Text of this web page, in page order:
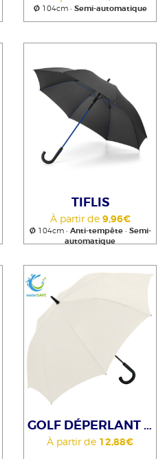
Ø104cm • Semi-automatique
TIFLIS
À partir de 9,96€
Ø104cm • Anti-tempête• Semi-
automatique
GOLF DÉPERLANT ET ANTITÂCHES
À partir de 12,88€